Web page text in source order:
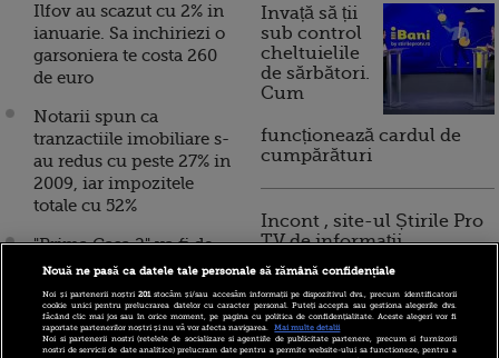
Ilfov au scazut cu 2% in
ianuarie. Sa inchiriezi o
garsoniera te costa 260
de euro
Notarii spun ca
tranzactiile imobiliare s-
au redus cu peste 27% in
2009, iar impozitele
totale cu 52%
"Prima Casa 2" va fi de
peste 70.000 de euro, iar
BNR decide azi daca
impinge de la spate
creditarea
Invață să ții
sub control
cheltuielile
de sărbători.
Cum
funcționează cardul de
cumpărături
Incont , site-ul Știrile Pro
TV de informații
economice și educație
financiară, a devenit iBani
10 reguli pentru decizii
Nouă ne pasă ca datele tale personale să rămână confidențiale
Noi și partenerii noștri201stocăm și/sau accesăm informații pe dispozitivul dvs., precum identificatorii
cookie unici pentru prelucrarea datelor cu caracter personal. Puteți accepta sau gestiona alegerile dvs.
făcând clic mai jos sau în orice moment, pe pagina cu politica de confidențialitate. Aceste alegeri vor fi
raportate partenerilor noștri și nu vă vor afecta navigarea.
Mai multe detalii
Noi si partenerii nostri (retelele de socializare si agentiile de publicitate partenere, precum si furnizorii
nostri de servicii de date analitice) prelucram date pentru a permite website-ului sa functioneze, pentru a